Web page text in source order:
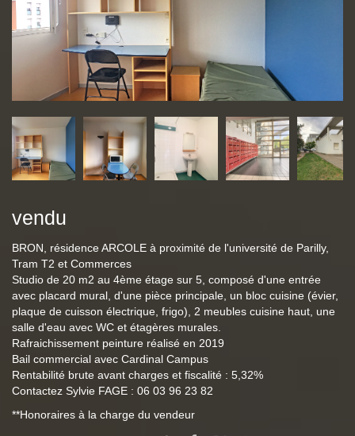
vendu
BRON, résidence ARCOLE à proximité de l'université de Parilly,
Tram T2 et Commerces
Studio de 20 m2 au 4ème étage sur 5, composé d'une entrée
avec placard mural, d'une pièce principale, un bloc cuisine (évier,
plaque de cuisson électrique, frigo), 2 meubles cuisine haut, une
salle d'eau avec WC et étagères murales.
Rafraichissement peinture réalisé en 2019
Bail commercial avec Cardinal Campus
Rentabilité brute avant charges et fiscalité : 5,32%
Contactez Sylvie FAGE : 06 03 96 23 82
**Honoraires à la charge du vendeur